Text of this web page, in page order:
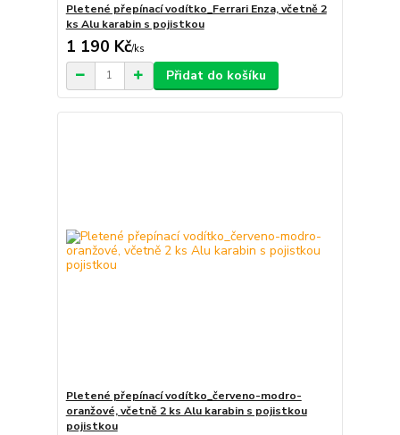
Pletené přepínací vodítko_Ferrari Enza, včetně 2
ks Alu karabin s pojistkou
1 190 Kč/ks
Přidat do košíku
Pletené přepínací vodítko_červeno-modro-
oranžové, včetně 2 ks Alu karabin s pojistkou
pojistkou